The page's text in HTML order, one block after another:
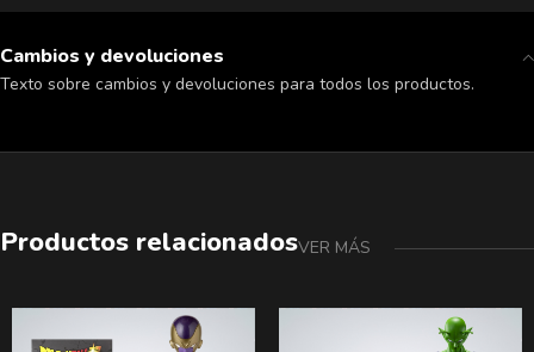
Cambios y devoluciones
Texto sobre cambios y devoluciones para todos los productos.
Productos relacionadosVER MÁS